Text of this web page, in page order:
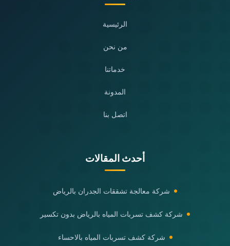
الرئيسية
من نحن
خدماتنا
المدونة
اتصل بنا
أحدث المقالات
شركة معالجة تشققات الجدران بالرياض
شركة كشف تسربات المياه بالرياض بدون تكسير
شركة كشف تسربات المياه بالاحساء